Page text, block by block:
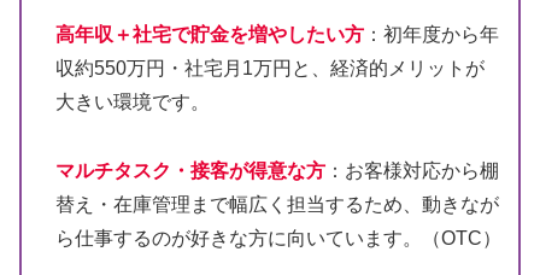
高年収＋社宅で貯金を増やしたい方 ：初年度から年
収約550万円・社宅月1万円と、経済的メリットが
大きい環境です。
マルチタスク・接客が得意な方 ：お客様対応から棚
替え・在庫管理まで幅広く担当するため、動きなが
ら仕事するのが好きな方に向いています。（OTC）